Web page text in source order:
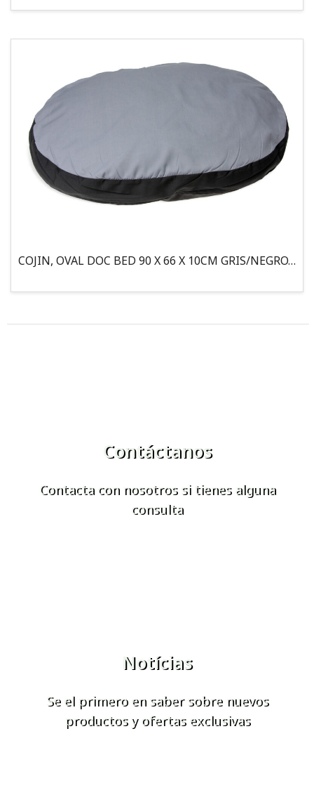
COJIN, OVAL DOC BED 90 X 66 X 10CM GRIS/NEGRO, 95°
Contáctanos
Contacta con nosotros si tienes alguna
consulta
Notícias
Se el primero en saber sobre nuevos
productos y ofertas exclusivas